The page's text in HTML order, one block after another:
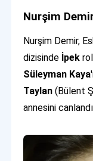
Nurşim
Nurşim Demir,
dizisinde İpek
Süleyman Kaya
Taylan (Bülent
annesini